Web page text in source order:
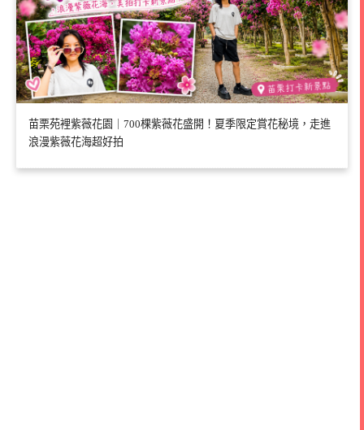
苗栗苑裡紫薇花園｜700棵紫薇花盛開！夏季限定賞花秘境，走進
浪漫紫薇花海超好拍